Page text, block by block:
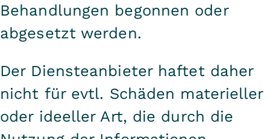
Behandlungen begonnen oder
abgesetzt werden.
Der Diensteanbieter haftet daher
nicht für evtl. Schäden materieller
oder ideeller Art, die durch die